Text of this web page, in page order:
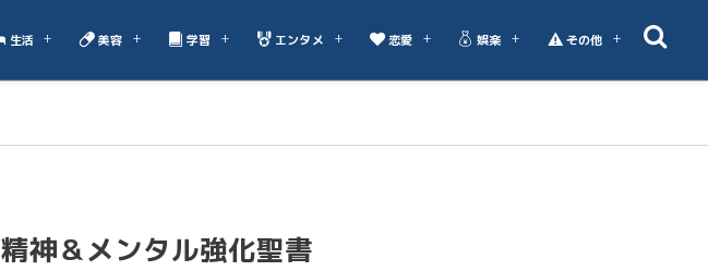
生活 美容 学習 エンタメ 恋愛 娯楽 その他
精神＆メンタル強化聖書